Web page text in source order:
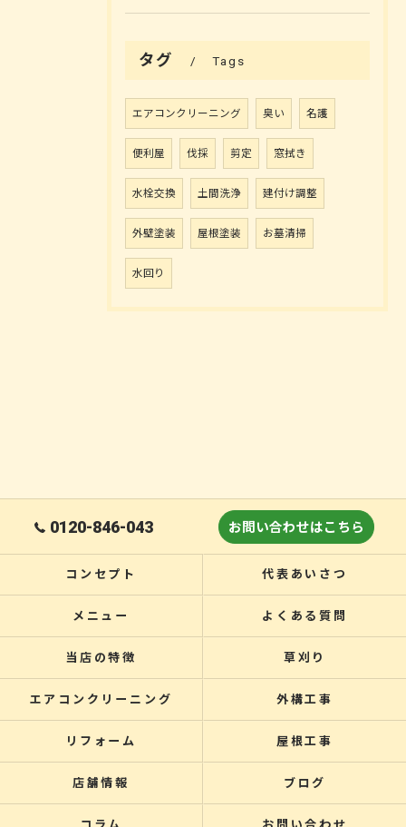
タグ Tags
エアコンクリーニング 臭い 名護
便利屋 伐採 剪定 窓拭き
水栓交換 土間洗浄 建付け調整
外壁塗装 屋根塗装 お墓清掃
水回り
0120-846-043 お問い合わせはこちら
コンセプト 代表あいさつ
メニュー よくある質問
当店の特徴 草刈り
エアコンクリーニング 外構工事
リフォーム 屋根工事
店舗情報 ブログ